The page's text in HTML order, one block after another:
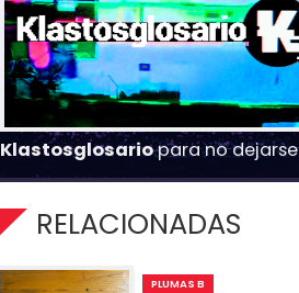
Klastosglosariopara no dejarse
RELACIONADAS
PLUMAS B